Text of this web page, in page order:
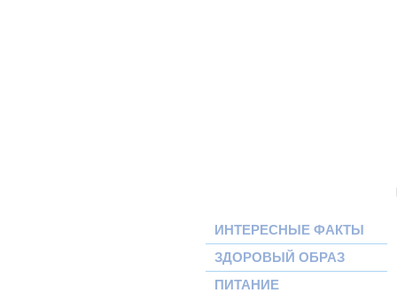
ИНТЕРЕСНЫЕ ФАКТЫ
ЗДОРОВЫЙ ОБРАЗ
ПИТАНИЕ